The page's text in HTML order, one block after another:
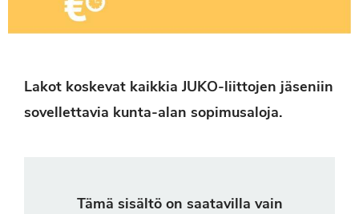
Lakot koskevat kaikkia JUKO-liittojen jäseniin
sovellettavia kunta-alan sopimusaloja.
Tämä sisältö on saatavilla vain